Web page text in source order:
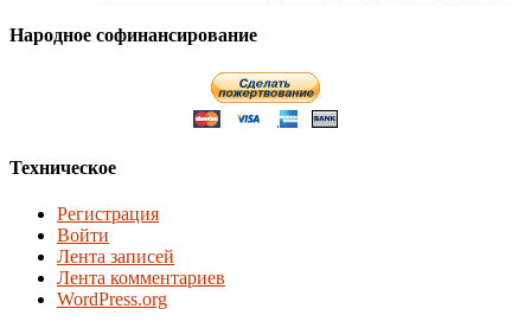
Народное софинансирование
Техническое
Регистрация
Войти
Лента записей
Лента комментариев
WordPress.org